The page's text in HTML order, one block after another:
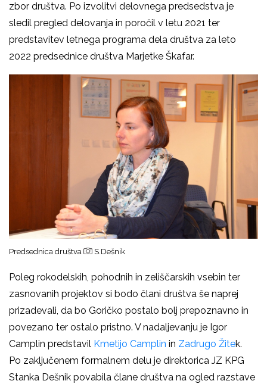
zbor društva. Po izvolitvi delovnega predsedstva je
sledil pregled delovanja in poročil v letu 2021 ter
predstavitev letnega programa dela društva za leto
2022 predsednice društva Marjetke Škafar.
Predsednica društva S.Dešnik
Poleg rokodelskih, pohodnih in zeliščarskih vsebin ter
zasnovanih projektov si bodo člani društva še naprej
prizadevali, da bo Goričko postalo bolj prepoznavno in
povezano ter ostalo pristno. V nadaljevanju je Igor
Camplin predstavil Kmetijo Camplin in Zadrugo Žitek.
Po zaključenem formalnem delu je direktorica JZ KPG
Stanka Dešnik povabila člane društva na ogled razstave